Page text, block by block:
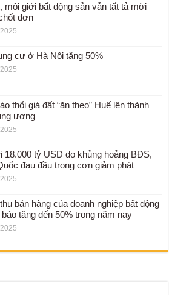
môi giới bất động sản vẫn tất tả mời
đơn
cư ở Hà Nội tăng 50%
thổi giá đất “ăn theo” Huế lên thành
ương
18.000 tỷ USD do khủng hoảng BĐS,
đau đầu trong cơn giảm phát
bán hàng của doanh nghiệp bất động
tăng đến 50% trong năm nay